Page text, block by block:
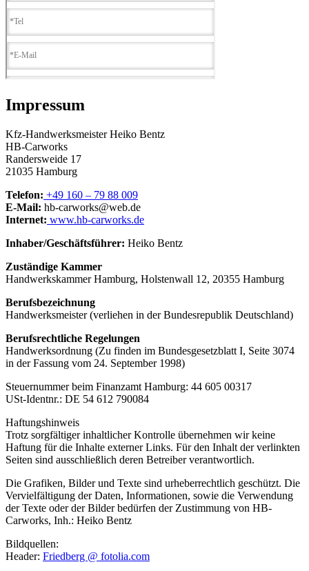
Impressum
Kfz-Handwerksmeister Heiko Bentz
HB-Carworks
Randersweide 17
21035 Hamburg
Telefon: +49 160 – 79 88 009
E-Mail: hb-carworks@web.de
Internet: www.hb-carworks.de
Inhaber/Geschäftsführer: Heiko Bentz
Zuständige Kammer
Handwerkskammer Hamburg, Holstenwall 12, 20355 Hamburg
Berufsbezeichnung
Handwerksmeister (verliehen in der Bundesrepublik Deutschland)
Berufsrechtliche Regelungen
Handwerksordnung (Zu finden im Bundesgesetzblatt I, Seite 3074
in der Fassung vom 24. September 1998)
Steuernummer beim Finanzamt Hamburg: 44 605 00317
USt-Identnr.: DE 54 612 790084
Haftungshinweis
Trotz sorgfältiger inhaltlicher Kontrolle übernehmen wir keine
Haftung für die Inhalte externer Links. Für den Inhalt der verlinkten
Seiten sind ausschließlich deren Betreiber verantwortlich.
Die Grafiken, Bilder und Texte sind urheberrechtlich geschützt. Die
Vervielfältigung der Daten, Informationen, sowie die Verwendung
der Texte oder der Bilder bedürfen der Zustimmung von HB-
Carworks, Inh.: Heiko Bentz
Bildquellen:
Header: Friedberg @ fotolia.com